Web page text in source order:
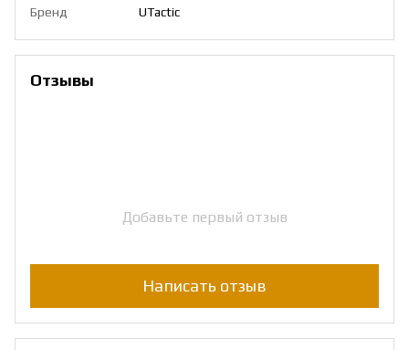
Бренд
UTactic
Отзывы
Добавьте первый отзыв
Написать отзыв